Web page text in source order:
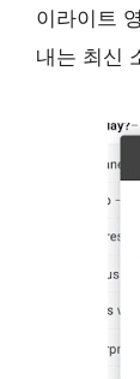
이라이트
내는 최신